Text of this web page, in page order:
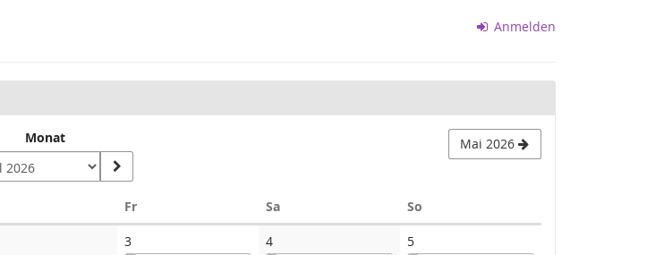
Anmelden
Monat Mai 2026
FrFreitag SaSamstag So
3 4 5